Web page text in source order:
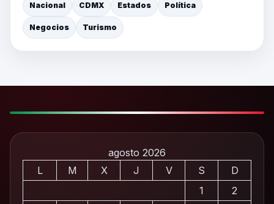
Nacional CDMX Estados Política
Negocios Turismo
agosto 2026
L
M X J V S
D
1
2